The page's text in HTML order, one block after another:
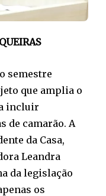
semestre
que amplia o
incluir
de camarão. A
da Casa,
Leandra
da legislação
os